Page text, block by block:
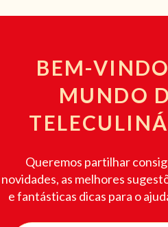
BEM-
MUNDO
Queremos partilhar
novidades, as melhores
e fantásticas dicas para o